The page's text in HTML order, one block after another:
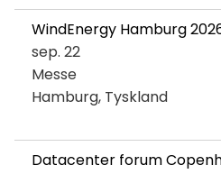
WindEnergy Hamburg
sep. 22
Messe
Hamburg, Tyskland
Datacenter forum